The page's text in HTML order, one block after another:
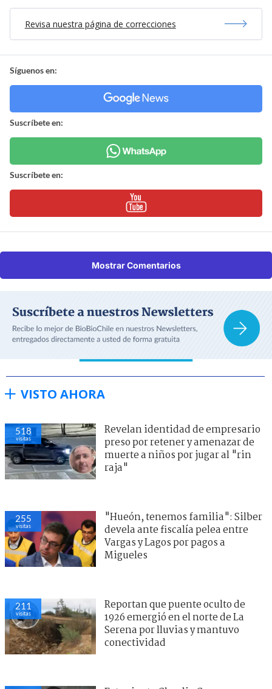
Revisa nuestra página de correcciones
Síguenos en:
Suscríbete en:
Suscríbete en:
Mostrar Comentarios
VISTO AHORA
518
visitas
Revelan identidad de empresario
preso por retener y amenazar de
muerte a niños por jugar al "rin
raja"
255
visitas
"Hueón, tenemos familia": Silber
devela ante fiscalía pelea entre
Vargas y Lagos por pagos a
Migueles
211
visitas
Reportan que puente oculto de
1926 emergió en el norte de La
Serena por lluvias y mantuvo
conectividad